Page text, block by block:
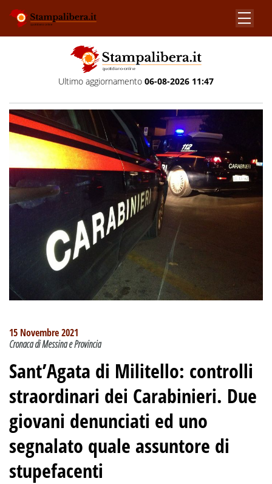
Ultimo aggiornamento 06-08-2026 11:47
15 Novembre 2021
Cronaca di Messina e Provincia
Sant’Agata di Militello: ​controlli
straordinari dei Carabinieri. Due
giovani denunciati ed uno
segnalato quale assuntore di
stupefacenti